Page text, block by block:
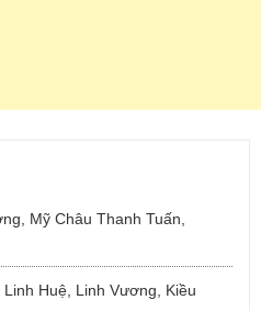
Mỹ Châu Thanh Tuấn,
Huệ, Linh Vương, Kiều